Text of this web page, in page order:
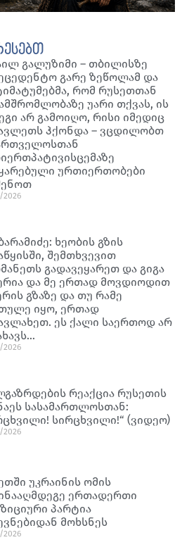
გალუზიმი – თბილისზე
გარე ზეწოლამ და
რომ რუსეთთან
უარი თქვას, ის
არ გამოიღო, რისი იმედიც
ჰქონდა – ვცდილობთ
ურთიერთობები
ხეობის გზის
შემთხვევით
გადავეყარეთ და გიგა
და მე ერთად მოვდიოდით
გზაზე და თუ რამე
იყო, ერთად
ეს ქალი საერთოდ არ
რეაქცია რუსეთის
სასამართლოსთან:
სირცხვილი!“ (ვიდეო)
უკრაინის ომის
ერთადერთი
პარტია
მოხსნეს